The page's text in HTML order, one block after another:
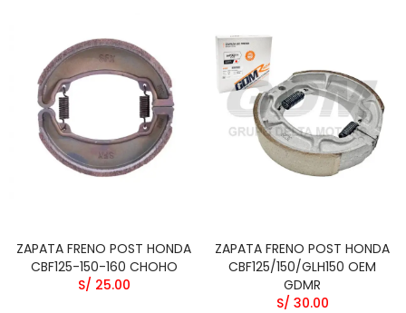
ZAPATA FRENO POST HONDA
CBF125-150-160 CHOHO
S/ 25.00
ZAPATA FRENO POST HONDA
CBF125/150/GLH150 OEM
GDMR
S/ 30.00